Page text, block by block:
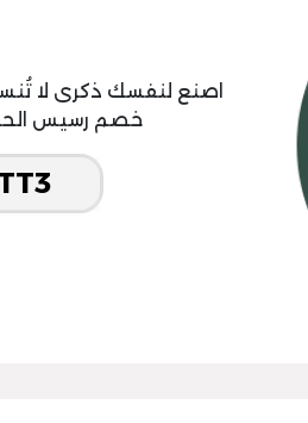
اصنع لنفسك ذكرى لا
خصم رسيس الحصرية